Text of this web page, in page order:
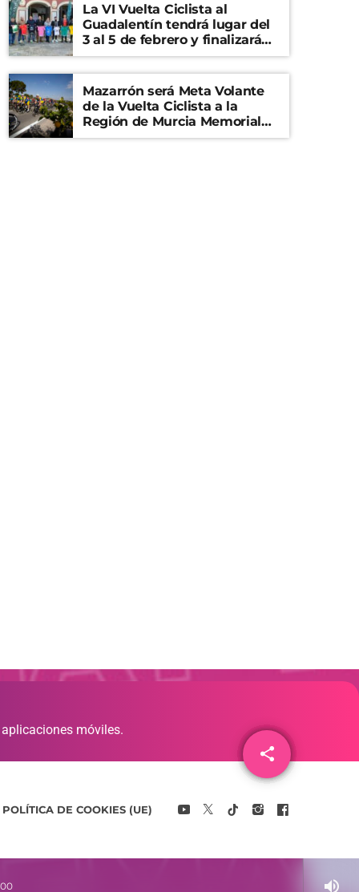
volume_up
share
email
La VI Vuelta Ciclista al
Guadalentín tendrá lugar del
3 al 5 de febrero y finalizará
en el Castillo de Lorca
Mazarrón será Meta Volante
de la Vuelta Ciclista a la
Región de Murcia Memorial
Mariano Rojas
móviles.
POLÍTICA DE COOKIES (UE)